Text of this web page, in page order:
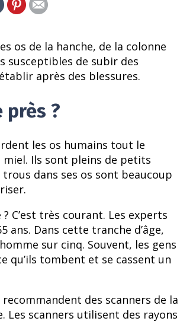
os de la hanche, de la colonne
susceptibles de subir des
après des blessures.
près ?
les os humains tout le
Ils sont pleins de petits
dans ses os sont beaucoup
C’est très courant. Les experts
ans. Dans cette tranche d’âge,
sur cinq. Souvent, les gens
qu’ils tombent et se cassent un
des scanners de la
Les scanners utilisent des rayons